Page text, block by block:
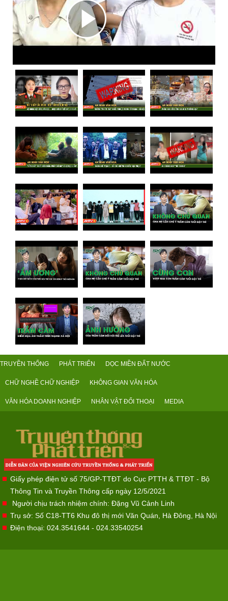
TRUYỀN THỐNG PHÁT TRIỂN DỌC MIỀN ĐẤT NƯỚC
CHỮ NGHỀ CHỮ NGHIỆP KHÔNG GIAN VĂN HÓA
VĂN HÓA DOANH NGHIỆP NHÂN VẬT ĐỐI THOẠI MEDIA
Giấy phép điện tử số 75/GP-TTĐT do Cục PTTH & TTĐT - Bộ
Thông Tin và Truyền Thông cấp ngày 12/5/2021
Người chịu trách nhiệm chính: Đặng Vũ Cảnh Linh
Trụ sở: Số C18-TT6 Khu đô thị mới Văn Quán, Hà Đông, Hà Nội
Điện thoại: 024.3541644 - 024.33540254